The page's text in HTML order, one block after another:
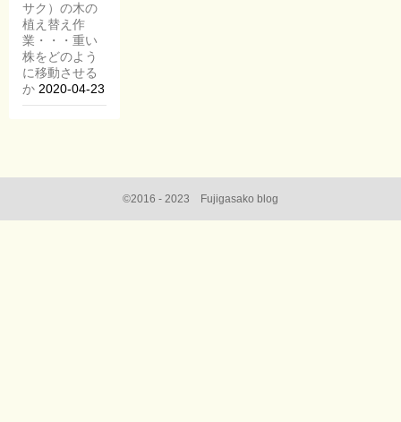
サク）の木の
植え替え作
業・・・重い
株をどのよう
に移動させる
か 2020-04-23
©2016 - 2023 Fujigasako blog